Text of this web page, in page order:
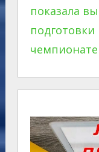
показала
чемпионате